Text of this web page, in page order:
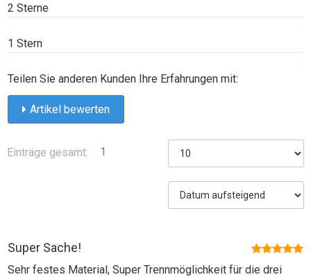
2 Sterne
1 Stern
Teilen Sie anderen Kunden Ihre Erfahrungen mit:
Artikel bewerten
Einträge gesamt: 1
Super Sache!
Sehr festes Material, Super Trennmöglichkeit für die drei